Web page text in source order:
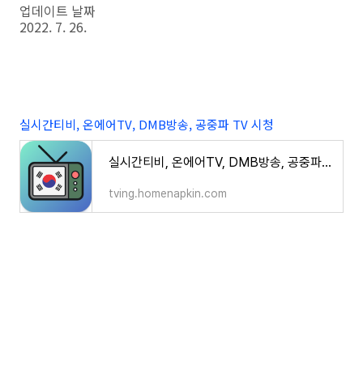
업데이트 날짜
2022. 7. 26.
실시간티비, 온에어TV, DMB방송, 공중파 TV 시청
실시간티비, 온에어TV, DMB방송, 공중파 TV 시청
tving.homenapkin.com